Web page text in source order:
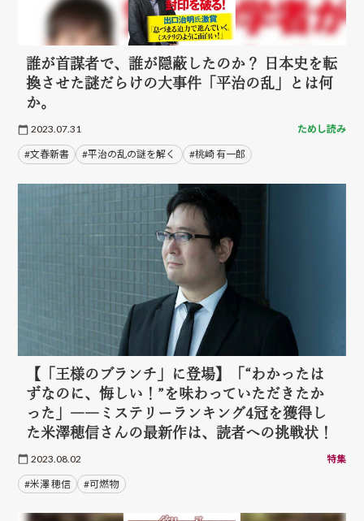
誰が首謀者で、誰が隠蔽したのか？ 日本史を転
換させた謎だらけの大事件「平治の乱」とは何
か。
2023.07.31 ためし読み
#文春新書 #平治の乱の謎を解く #桃崎 有一郎
【「王様のブランチ」に登場】「“わかったは
ずなのに、悔しい！”を味わっていただきたか
った」――ミステリーランキング4冠を獲得し
た米澤穂信さんの最新作は、読者への挑戦状！
2023.08.02 特集
#米澤 穂信 #可燃物